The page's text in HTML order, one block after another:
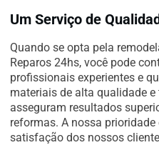
Um Serviço de
Quando se opta pela
Reparos 24hs, você pode
profissionais experientes e
materiais de alta qualidade
asseguram resultados
reformas. A nossa
satisfação dos nossos